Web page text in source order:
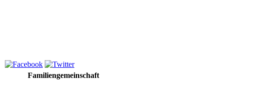
Familiengemeinschaft